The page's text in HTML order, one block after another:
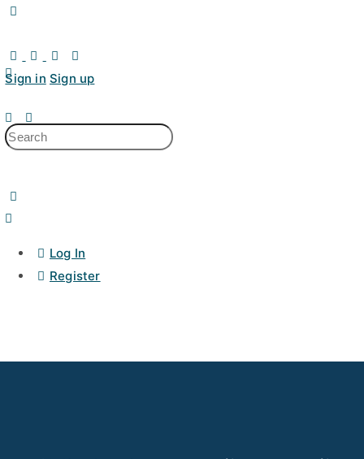
Sign in Sign up
Log In
Register